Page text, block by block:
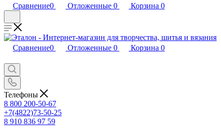
Сравнение0 Отложенные 0 Корзина 0
Сравнение0 Отложенные 0 Корзина 0
Телефоны
8 800 200-50-67
+7(4822)73-50-25
8 910 836 97 59